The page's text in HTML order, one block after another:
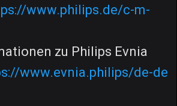
www.philips.de/c-m-
zu Philips Evnia
www.evnia.philips/de-de